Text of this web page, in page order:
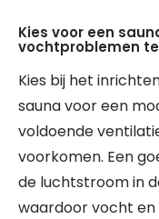
Kies voor een
vochtproblemen
Kies bij het
sauna voor een
voldoende
voorkomen. Een
de luchtstroom in
waardoor vocht